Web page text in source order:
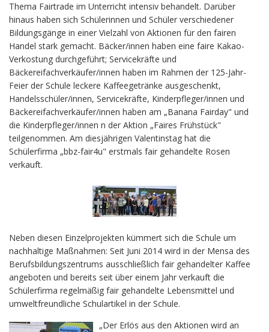
Thema Fairtrade im Unterricht intensiv behandelt. Darüber
hinaus haben sich Schülerinnen und Schüler verschiedener
Bildungsgänge in einer Vielzahl von Aktionen für den fairen
Handel stark gemacht. Bäcker/innen haben eine faire Kakao-
Verkostung durchgeführt; Servicekräfte und
Bäckereifachverkäufer/innen haben im Rahmen der 125-Jahr-
Feier der Schule leckere Kaffeegetränke ausgeschenkt,
Handelsschüler/innen, Servicekräfte, Kinderpfleger/innen und
Bäckereifachverkäufer/innen haben am „Banana Fairday" und
die Kinderpfleger/innen n der Aktion „Faires Frühstück"
teilgenommen. Am diesjährigen Valentinstag hat die
Schülerfirma „bbz-fair4u" erstmals fair gehandelte Rosen
verkauft.
Neben diesen Einzelprojekten kümmert sich die Schule um
nachhaltige Maßnahmen: Seit Juni 2014 wird in der Mensa des
Berufsbildungszentrums ausschließlich fair gehandelter Kaffee
angeboten und bereits seit über einem Jahr verkauft die
Schülerfirma regelmäßig fair gehandelte Lebensmittel und
umweltfreundliche Schulartikel in der Schule.
„Der Erlös aus den Aktionen wird an